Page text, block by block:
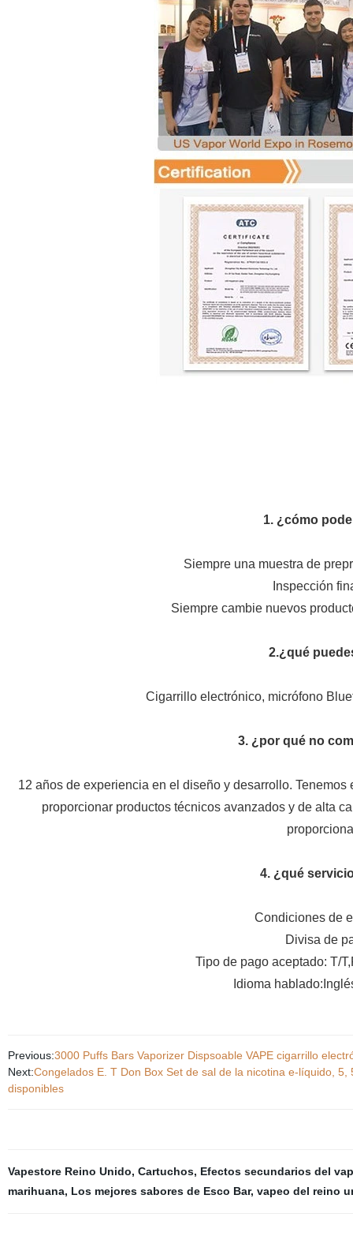
1. ¿cómo
Siempre una muestra de
Inspección
Siempre cambie nuevos
2.¿qué
Cigarrillo electrónico, micrófono
3. ¿por qué no
12 años de experiencia en el diseño y desarrollo.
proporcionar productos técnicos avanzados y de alta
4. ¿qué
Condiciones de
Divisa de
Tipo de pago aceptado: T/
Idioma
Previous:3000 Puffs Bars Vaporizer Dispsoable VAPE cigarrillo
Next:Congelados E. T Don Box Set de sal de la nicotina e-líquido,
disponibles
Vapestore Reino Unido, Cartuchos, Efectos secundarios del
marihuana, Los mejores sabores de Esco Bar, vapeo del reino